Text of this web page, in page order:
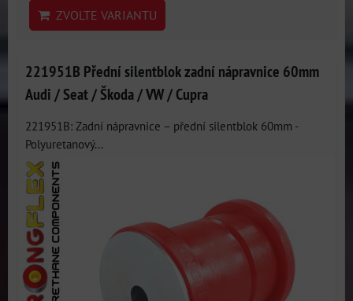
ZVOLTE VARIANTU
221951B Přední silentblok zadní nápravnice 60mm
Audi / Seat / Škoda / VW / Cupra
221951B: Zadní nápravnice – přední silentblok 60mm -
Polyuretanový...